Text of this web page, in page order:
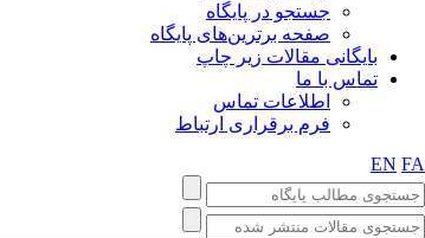
جستجو در پایگاه
صفحه برترین‌های پایگاه
بایگانی مقالات زیر چاپ
تماس با ما
اطلاعات تماس
فرم برقراری ارتباط
EN FA